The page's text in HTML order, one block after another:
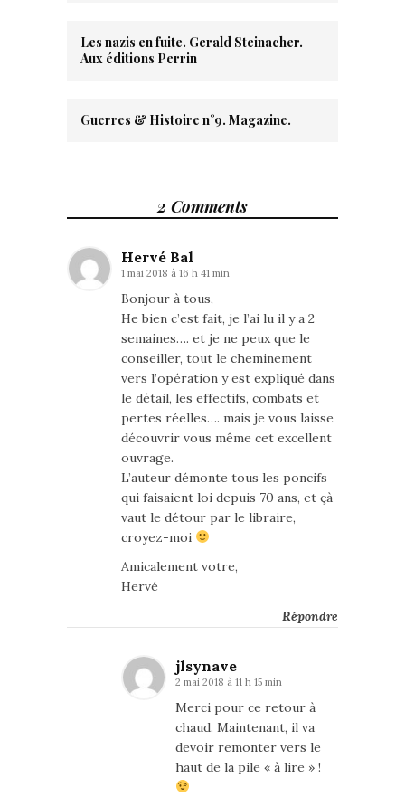
Les nazis en fuite. Gerald Steinacher.
Aux éditions Perrin
Guerres & Histoire n°9. Magazine.
2 Comments
Hervé Bal
1 mai 2018 à 16 h 41 min
Bonjour à tous,
He bien c’est fait, je l’ai lu il y a 2
semaines…. et je ne peux que le
conseiller, tout le cheminement
vers l’opération y est expliqué dans
le détail, les effectifs, combats et
pertes réelles…. mais je vous laisse
découvrir vous même cet excellent
ouvrage.
L’auteur démonte tous les poncifs
qui faisaient loi depuis 70 ans, et çà
vaut le détour par le libraire,
croyez-moi
Amicalement votre,
Hervé
Répondre
jlsynave
2 mai 2018 à 11 h 15 min
Merci pour ce retour à
chaud. Maintenant, il va
devoir remonter vers le
haut de la pile « à lire » !